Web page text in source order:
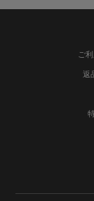
ご
返